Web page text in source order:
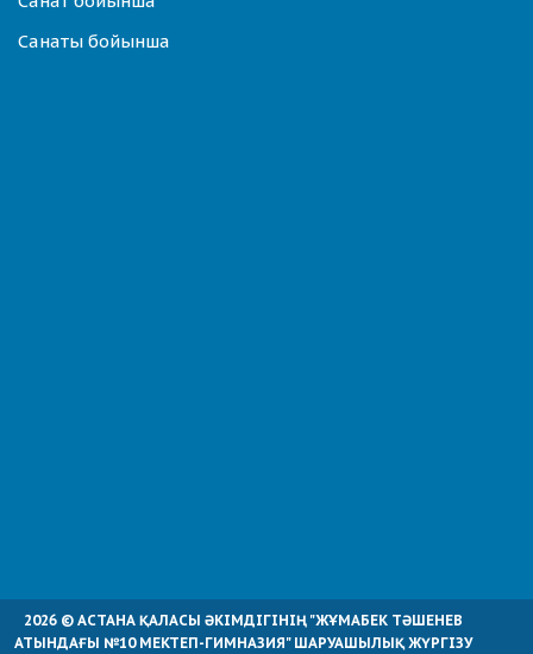
Санаты бойынша
2026 © АСТАНА ҚАЛАСЫ ӘКІМДІГІНІҢ "ЖҰМАБЕК ТӘШЕНЕВ
АТЫНДАҒЫ №10 МЕКТЕП-ГИМНАЗИЯ" ШАРУАШЫЛЫҚ ЖҮРГІЗУ